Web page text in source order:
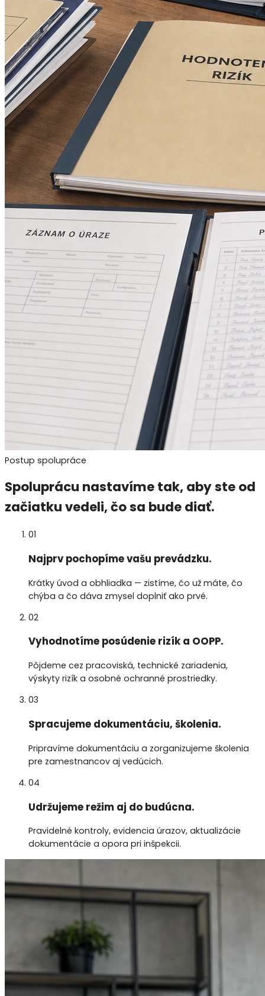
Postup spolupráce
Spoluprácu nastavíme tak, aby ste od
začiatku vedeli, čo sa bude diať.
01
Najprv pochopíme vašu prevádzku.
Krátky úvod a obhliadka — zistíme, čo už máte, čo
chýba a čo dáva zmysel doplniť ako prvé.
02
Vyhodnotíme posúdenie rizík a OOPP.
Pôjdeme cez pracoviská, technické zariadenia,
výskyty rizík a osobné ochranné prostriedky.
03
Spracujeme dokumentáciu, školenia.
Pripravíme dokumentáciu a zorganizujeme školenia
pre zamestnancov aj vedúcich.
04
Udržujeme režim aj do budúcna.
Pravidelné kontroly, evidencia úrazov, aktualizácie
dokumentácie a opora pri inšpekcii.